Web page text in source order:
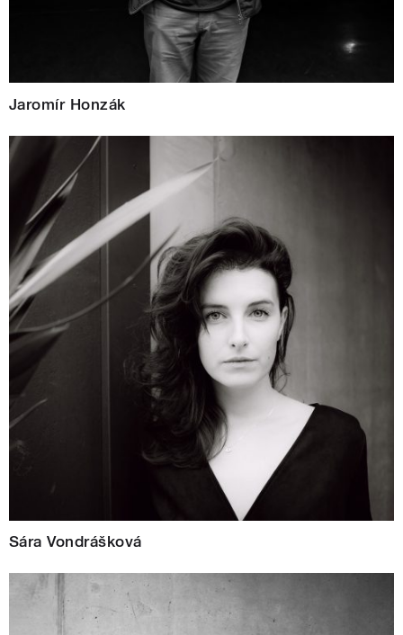
Jaromír Honzák
Sára Vondrášková